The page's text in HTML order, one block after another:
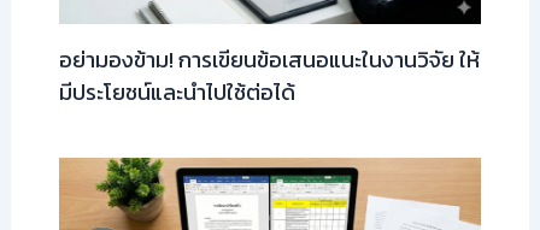
อย่ามองข้าม! การเขียนข้อเสนอแนะในงานวิจัย ให้
มีประโยชน์และนำไปใช้ต่อได้